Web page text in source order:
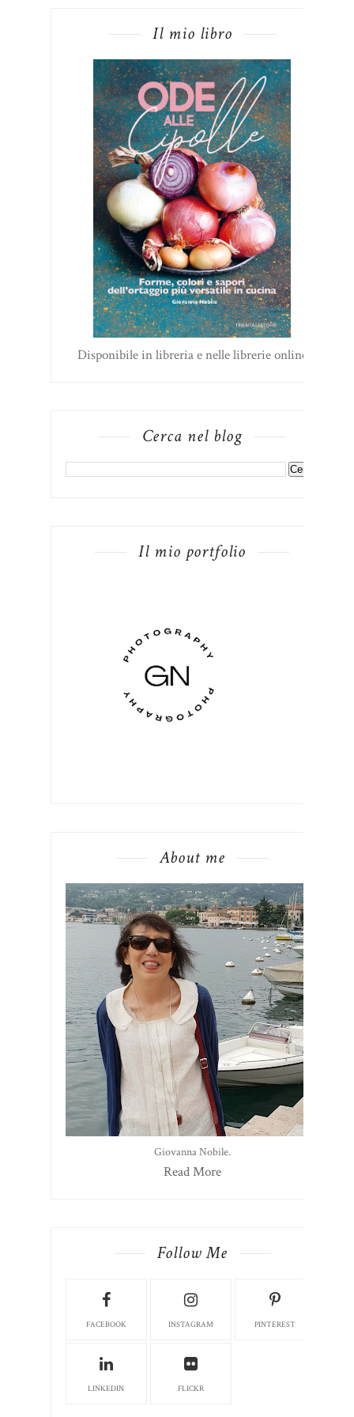
Il mio libro
Disponibile in libreria e nelle librerie online
Cerca nel blog
Il mio portfolio
About me
Giovanna Nobile.
Read More
Follow Me
FACEBOOK INSTAGRAM PINTEREST
LINKEDIN FLICKR